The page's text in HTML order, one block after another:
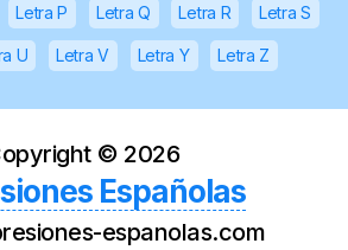
Letra P Letra Q Letra R Letra S
U Letra V Letra Y Letra Z
© 2026
Españolas
espanolas.com